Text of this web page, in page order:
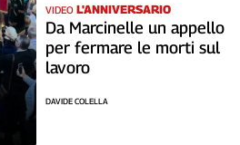
VIDEO L'ANNIVERSARIO
Da Marcinelle un appello
per fermare le morti sul
lavoro
DAVIDE COLELLA